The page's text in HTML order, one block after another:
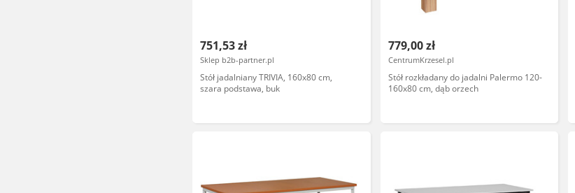
751,53 zł
Sklep b2b-partner.pl
Stół jadalniany TRIVIA, 160x80 cm,
szara podstawa, buk
779,00 zł
CentrumKrzesel.pl
Stół rozkładany do jadalni Palermo 120-
160x80 cm, dąb orzech